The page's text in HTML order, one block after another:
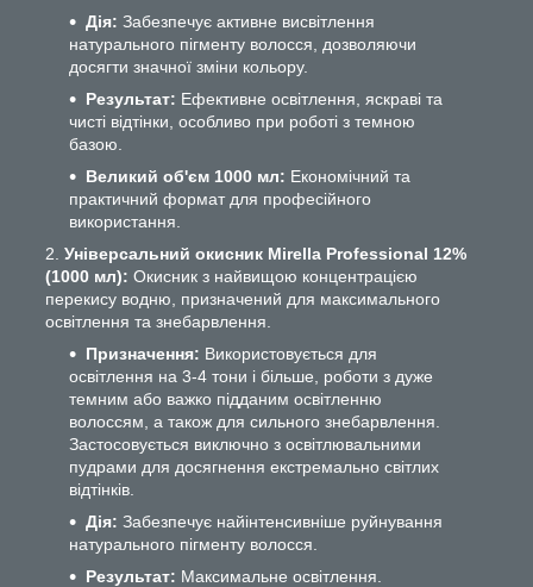
Дія: Забезпечує активне висвітлення
натурального пігменту волосся, дозволяючи
досягти значної зміни кольору.
Результат: Ефективне освітлення, яскраві та
чисті відтінки, особливо при роботі з темною
базою.
Великий об'єм 1000 мл: Економічний та
практичний формат для професійного
використання.
Універсальний окисник Mirella Professional 12%
(1000 мл): Окисник з найвищою концентрацією
перекису водню, призначений для максимального
освітлення та знебарвлення.
Призначення: Використовується для
освітлення на 3-4 тони і більше, роботи з дуже
темним або важко підданим освітленню
волоссям, а також для сильного знебарвлення.
Застосовується виключно з освітлювальними
пудрами для досягнення екстремально світлих
відтінків.
Дія: Забезпечує найінтенсивніше руйнування
натурального пігменту волосся.
Результат: Максимальне освітлення.